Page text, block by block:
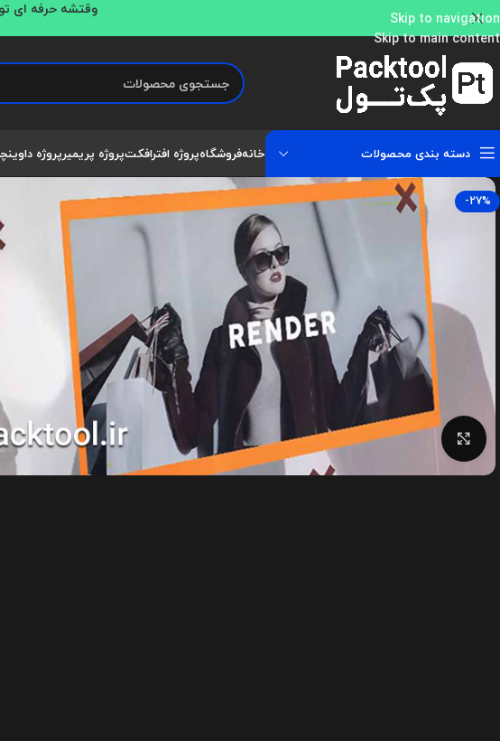
Skip to navigation
Skip to main content
وقتشه حرفه ای
دسته بندی محصولات خانهفروشگاهپروژه افترافکتپروژه پریمیرپروژه
-27%
بزرگنمایی تصویر